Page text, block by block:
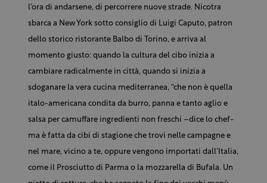
l’ora di andarsene, di percorrere nuove strade. Nicotra
sbarca a New York sotto consiglio di Luigi Caputo, patron
dello storico ristorante Balbo di Torino, e arriva al
momento giusto: quando la cultura del cibo inizia a
cambiare radicalmente in città, quando si inizia a
sdoganare la vera cucina mediterranea, “che non è quella
italo-americana condita da burro, panna e tanto aglio e
salsa per camuffare ingredienti non freschi –dice lo chef-
ma è fatta da cibi di stagione che trovi nelle campagne e
nel mare, vicino a te, oppure vengono importati dall’Italia,
come il Prosciutto di Parma o la mozzarella di Bufala. Un